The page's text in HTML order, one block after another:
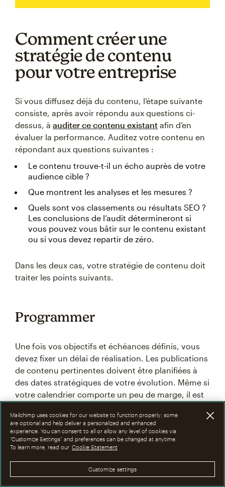
Comment créer une
stratégie de contenu
pour votre entreprise
Si vous diffusez déjà du contenu, l’étape suivante
consiste, après avoir répondu aux questions ci-
dessus, à auditer ce contenu existant afin d’en
évaluer la performance. Auditez votre contenu en
répondant aux questions suivantes :
Le contenu trouve-t-il un écho auprès de votre
audience cible ?
Que montrent les analyses et les mesures ?
Quels sont vos classements ou résultats SEO ?
Les conclusions de l’audit détermineront si
vous pouvez vous bâtir sur le contenu existant
ou si vous devez repartir de zéro.
Dans les deux cas, votre stratégie de contenu doit
traiter les points suivants.
Programmer
Une fois vos objectifs et échéances définis, vous
devez fixer un délai de réalisation. Les publications
de contenu pertinentes doivent être planifiées à
des dates stratégiques de votre évolution. Même si
votre calendrier comporte un peu de marge, il est
Sujets abordés
Définissez une liste de sujets dans votre stratégie
Mailchimp uses cookies for our website to function properly; some
are optional and help deliver a personalized and enhanced
experience. You can consent to all or allow any level of cookies via
“Customize Settings” and preferences can be changed at anytime.
To learn more, read our Cookie Statement
Customize settings